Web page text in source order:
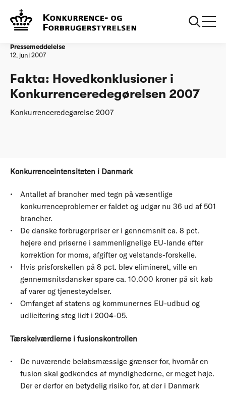
Konkurrencen
skal forbedres
Konkurrenceredegørelsen 2007
Pressemeddelelse
12. juni 2007
Fakta: Hovedkonklusioner i
Konkurrenceredegørelsen 2007
Konkurrenceredegørelse 2007
Konkurrenceintensiteten i Danmark
Antallet af brancher med tegn på væsentlige
konkurrenceproblemer er faldet og udgør nu 36 ud af 501
brancher.
De danske forbrugerpriser er i gennemsnit ca. 8 pct.
højere end priserne i sammenlignelige EU-lande efter
korrektion for moms, afgifter og velstands-forskelle.
Hvis prisforskellen på 8 pct. blev elimineret, ville en
gennemsnitsdansker spare ca. 10.000 kroner på sit køb
af varer og tjenesteydelser.
Omfanget af statens og kommunernes EU-udbud og
udlicitering steg lidt i 2004-05.
Tærskelværdierne i fusionskontrollen
De nuværende beløbsmæssige grænser for, hvornår en
fusion skal godkendes af myndighederne, er meget høje.
Der er derfor en betydelig risiko for, at der i Danmark